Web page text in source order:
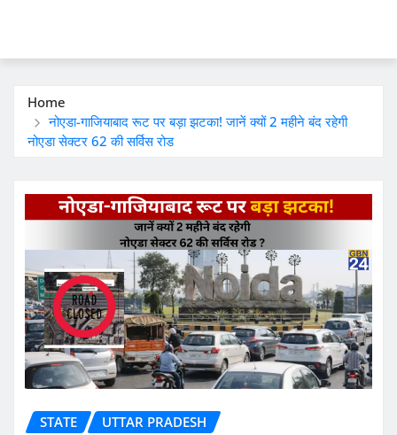
Home
नोएडा-गाजियाबाद रूट पर बड़ा झटका! जानें क्यों 2 महीने बंद रहेगी
नोएडा सेक्टर 62 की सर्विस रोड
STATE UTTAR PRADESH